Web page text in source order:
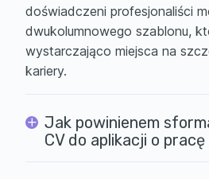
doświadczeni profesjonaliści
dwukolumnowego szablonu,
wystarczająco miejsca na
kariery.
Jak powinienem
CV do aplikacji o